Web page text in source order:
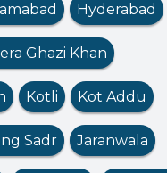
Hyderabad
Ghazi Khan
Kotli Kot Addu
Sadr Jaranwala